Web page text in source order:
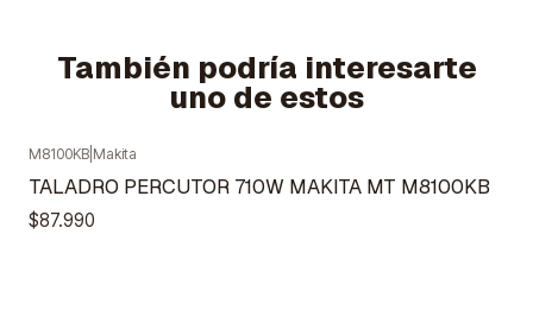
También podría interesarte
uno de estos
Agotado
M8100KB Makita
TALADRO PERCUTOR 710W MAKITA MT M8100KB
$87.990